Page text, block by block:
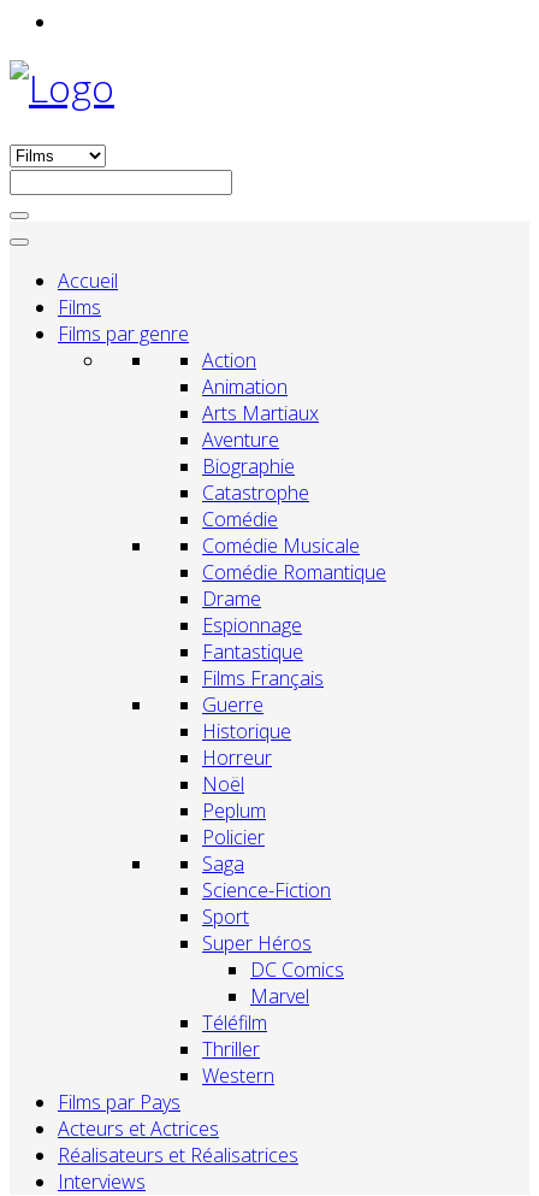
Accueil
Films
Films par genre
Action
Animation
Arts Martiaux
Aventure
Biographie
Catastrophe
Comédie
Comédie Musicale
Comédie Romantique
Drame
Espionnage
Fantastique
Films Français
Guerre
Historique
Horreur
Noël
Peplum
Policier
Saga
Science-Fiction
Sport
Super Héros
DC Comics
Marvel
Téléfilm
Thriller
Western
Films par Pays
Acteurs et Actrices
Réalisateurs et Réalisatrices
Interviews